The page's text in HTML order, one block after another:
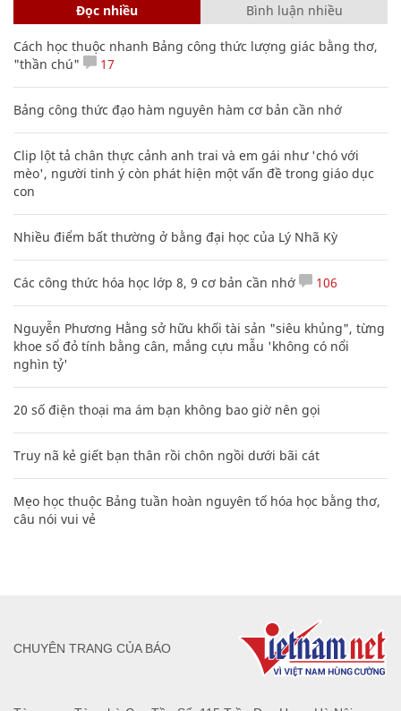
Đọc nhiều Bình luận nhiều
Cách học thuộc nhanh Bảng công thức lượng giác bằng thơ,
"thần chú"
17
Bảng công thức đạo hàm nguyên hàm cơ bản cần nhớ
Clip lột tả chân thực cảnh anh trai và em gái như 'chó với
mèo', người tinh ý còn phát hiện một vấn đề trong giáo dục
con
Nhiều điểm bất thường ở bằng đại học của Lý Nhã Kỳ
Các công thức hóa học lớp 8, 9 cơ bản cần nhớ 106
Nguyễn Phương Hằng sở hữu khối tài sản "siêu khủng", từng
khoe sổ đỏ tính bằng cân, mắng cựu mẫu 'không có nổi
nghìn tỷ'
20 số điện thoại ma ám bạn không bao giờ nên gọi
Truy nã kẻ giết bạn thân rồi chôn ngồi dưới bãi cát
Mẹo học thuộc Bảng tuần hoàn nguyên tố hóa học bằng thơ,
câu nói vui vẻ
CHUYÊN TRANG CỦA BÁO